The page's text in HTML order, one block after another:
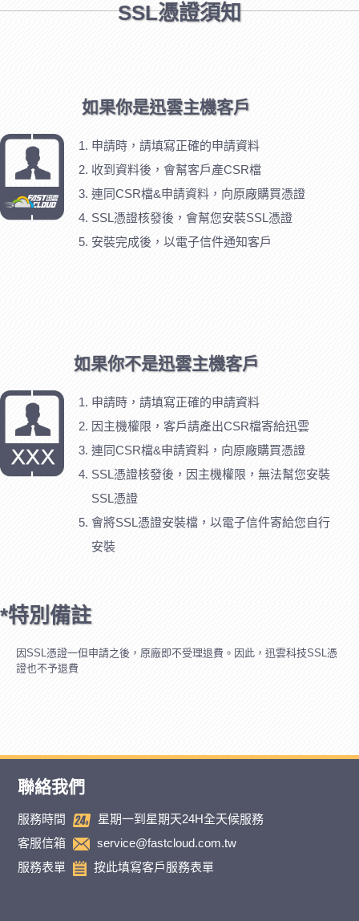
SSL憑證須知
如果你是迅雲主機客戶
申請時，請填寫正確的申請資料
收到資料後，會幫客戶產CSR檔
連同CSR檔&申請資料，向原廠購買憑證
SSL憑證核發後，會幫您安裝SSL憑證
安裝完成後，以電子信件通知客戶
如果你不是迅雲主機客戶
申請時，請填寫正確的申請資料
因主機權限，客戶請產出CSR檔寄給迅雲
連同CSR檔&申請資料，向原廠購買憑證
SSL憑證核發後，因主機權限，無法幫您安裝
SSL憑證
會將SSL憑證安裝檔，以電子信件寄給您自行
安裝
*特別備註
因SSL憑證一但申請之後，原廠即不受理退費。因此，迅雲科技SSL憑
證也不予退費
聯絡我們
服務時間
星期一到星期天24H全天候服務
客服信箱
service@fastcloud.com.tw
服務表單
按此填寫客戶服務表單